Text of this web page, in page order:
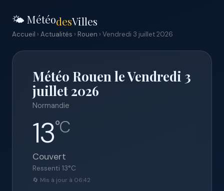
🌤️ MétéodesVilles
Accueil › Actualités › Rouen › Vendredi 3 juillet 2026
Météo Rouen le Vendredi 3
juillet 2026
Normandie
13°C
Couvert
Ressenti 13°C
🔄 Mis à jour à 06:42